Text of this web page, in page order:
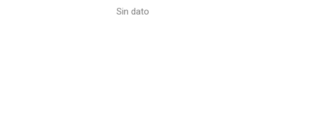
Sin dato